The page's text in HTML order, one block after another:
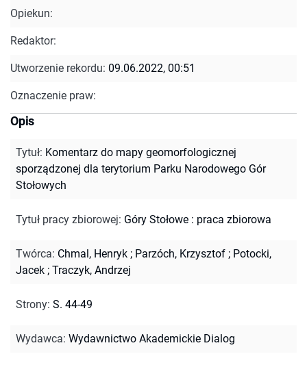
Opiekun:
Redaktor:
Utworzenie rekordu: 09.06.2022, 00:51
Oznaczenie praw:
Opis
Tytuł: Komentarz do mapy geomorfologicznej
sporządzonej dla terytorium Parku Narodowego Gór
Stołowych
Tytuł pracy zbiorowej: Góry Stołowe : praca zbiorowa
Twórca: Chmal, Henryk ; Parzóch, Krzysztof ; Potocki,
Jacek ; Traczyk, Andrzej
Strony: S. 44-49
Wydawca: Wydawnictwo Akademickie Dialog